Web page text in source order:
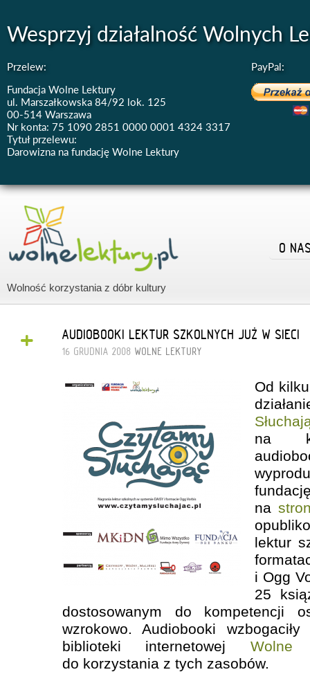
Wesprzyj działalność Wolnych
Przelew:
Fundacja Wolne Lektury
ul. Marszałkowska 84/92 lok. 125
00-514 Warszawa
Nr konta: 75 1090 2851 0000 0001 4324 3317
Tytuł przelewu:
Darowizna na fundację Wolne Lektury
PayPal:
Wolność korzystania z dóbr kultury
O
+ AUDIOBOOKI LEKTUR SZKOLNYCH JUŻ W SIECI
16 GRUDNIA 2008 WOLNE LEKTURY
Od
na
na
lektur
i Ogg
25
dostosowanym do kompetencji
wzrokowo. Audiobooki
biblioteki internetowej Wolne
do korzystania z tych zasobów.